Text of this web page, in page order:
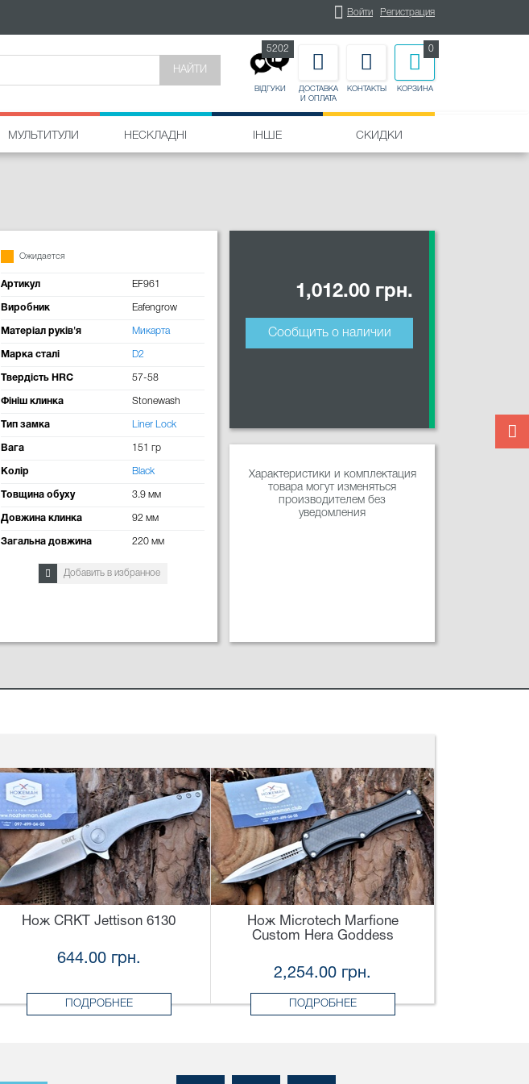
Войти Регистрация
НАЙТИ
ВІДГУКИ
5202
ДОСТАВКА
И ОПЛАТА
КОНТАКТЫ КОРЗИНА
0
МУЛЬТИТУЛИ НЕСКЛАДНІ ІНШЕ СКИДКИ
Ожидается
Артикул EF961
Виробник Eafengrow
Матеріал руків'я Микарта
Марка сталі D2
Твердість HRC 57-58
Фініш клинка Stonewash
Тип замка Liner Lock
Вага 151 гр
Колір Black
Товщина обуху 3.9 мм
Довжина клинка 92 мм
Загальна довжина 220 мм
Добавить в избранное
1,012.00 грн.
Сообщить о наличии
Характеристики и комплектация
товара могут изменяться
производителем без
уведомления
Нож CRKT Jettison 6130
644.00 грн.
ПОДРОБНЕЕ
Нож Microtech Marfione
Custom Hera Goddess
2,254.00 грн.
ПОДРОБНЕЕ